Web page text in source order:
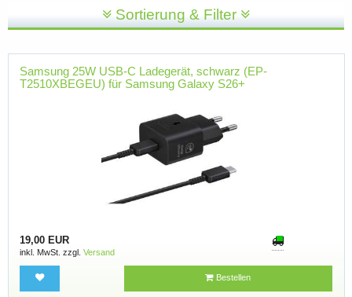
Sortierung & Filter
Samsung 25W USB-C Ladegerät, schwarz (EP-
T2510XBEGEU) für Samsung Galaxy S26+
19,00 EUR
inkl. MwSt. zzgl. Versand
Bestellen